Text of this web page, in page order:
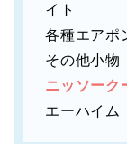
イト
各種エアポ
その他小物
ニッソー
エーハイム